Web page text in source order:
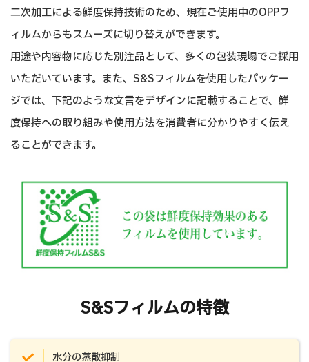
二次加工による鮮度保持技術のため、現在ご使用中のOPPフ
ィルムからもスムーズに切り替えができます。
用途や内容物に応じた別注品として、多くの包装現場でご採用
いただいています。また、S&Sフィルムを使用したパッケー
ジでは、下記のような文言をデザインに記載することで、鮮
度保持への取り組みや使用方法を消費者に分かりやすく伝え
ることができます。
S&Sフィルムの特徴
水分の蒸散抑制